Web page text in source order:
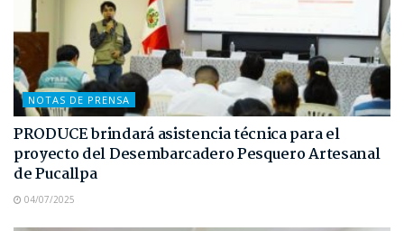
NOTAS DE PRENSA
PRODUCE brindará asistencia técnica para el
proyecto del Desembarcadero Pesquero Artesanal
de Pucallpa
04/07/2025